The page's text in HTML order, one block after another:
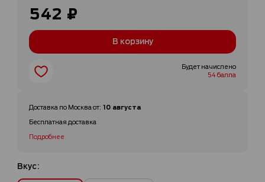
542 ₽
В корзину
Будет начислено
54 балла
Доставка по Москваот: 10 августа
Бесплатная доставка
Подробнее
Вкус: